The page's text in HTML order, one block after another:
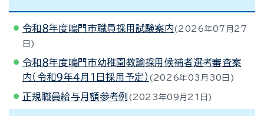
令和８年度鳴門市職員採用試験案内
2026年07月27
日
令和８年度鳴門市幼稚園教諭採用候補者選考審査案
内（令和９年４月１日採用予定）
2026年03月30日
正規職員給与月額参考例 2023年09月21日